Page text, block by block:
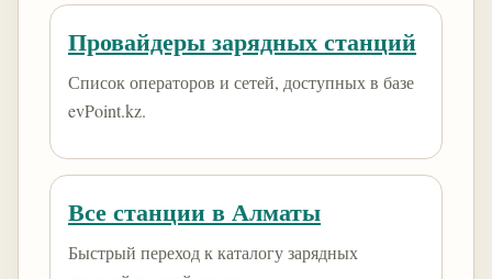
Провайдеры зарядных станций
Список операторов и сетей, доступных в базе
evPoint.kz.
Все станции в Алматы
Быстрый переход к каталогу зарядных